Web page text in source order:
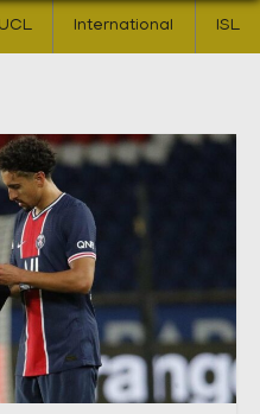
UCL International ISL